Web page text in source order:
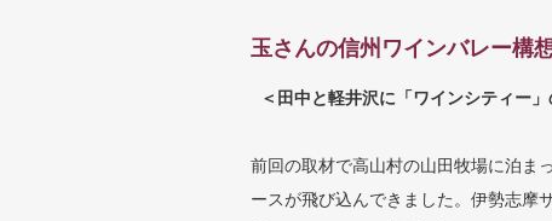
玉さんの信州ワインバレー構
＜田中と軽井沢に「ワインシティー」
前回の取材で高山村の山田牧場に泊ま
ースが飛び込んできました。伊勢志摩